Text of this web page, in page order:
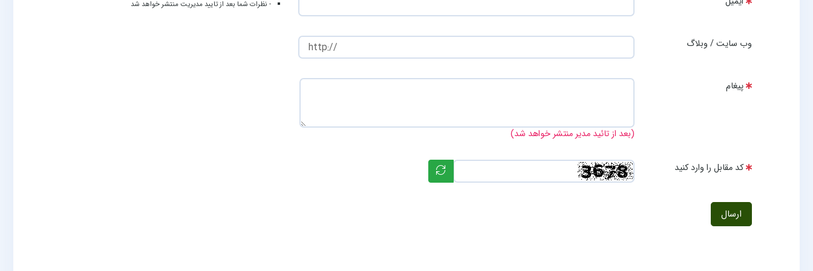
وب سایت / وبلاگ
پیغام
(بعد از تائید مدیر منتشر خواهد شد)
کد مقابل را وارد کنید
ارسال
- نظرات شما بعد از تایید مدیریت منتشر خواهد شد